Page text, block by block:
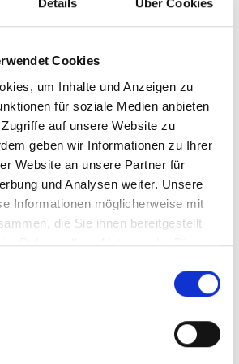
Details Über Cookies
Cookies
um Inhalte und Anzeigen zu
für soziale Medien anbieten
auf unsere Website zu
geben wir Informationen zu Ihrer
Website an unsere Partner für
und Analysen weiter. Unsere
Informationen möglicherweise mit
die Sie ihnen bereitgestellt
Rahmen Ihrer Nutzung der Dienste
zzgl.Versandkosten für
L 29" 44cm